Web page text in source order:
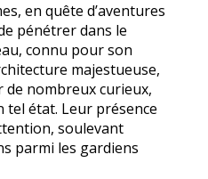
en quête d’aventures
pénétrer dans le
connu pour son
majestueuse,
de nombreux curieux,
tel état. Leur présence
soulevant
parmi les gardiens